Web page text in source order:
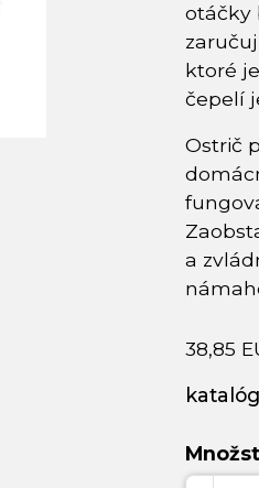
otáčky
ktoré
čepelí
Ostrič
a
38,85